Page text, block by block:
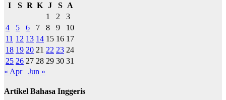
I
S R K J S
A
1
2
3
4
5 6 7 8 9
10
11 12 13 14 15 16 17
18 19 20 21 22 23 24
25 26 27 28 29 30 31
« Apr
Jun »
Artikel Bahasa Inggeris